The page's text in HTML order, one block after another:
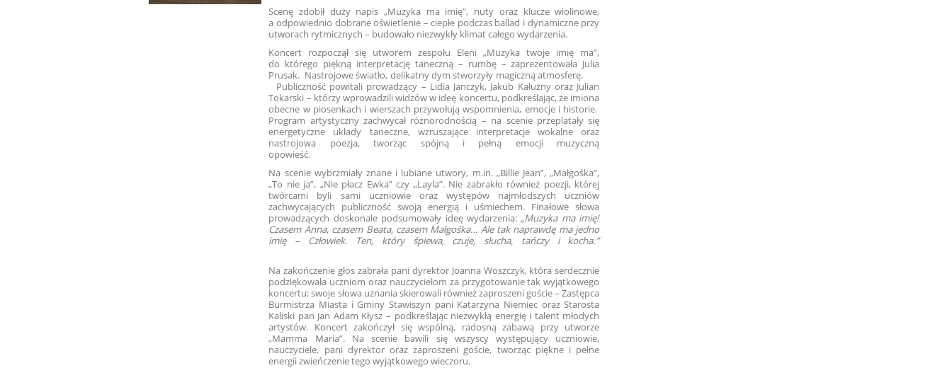
Scenę zdobił duży napis „Muzyka ma imię”, nuty oraz klucze wiolinowe,
a odpowiednio dobrane oświetlenie – ciepłe podczas ballad i dynamiczne przy
utworach rytmicznych – budowało niezwykły klimat całego wydarzenia.
Koncert rozpoczął się utworem zespołu Eleni „Muzyka twoje imię ma”,
do którego piękną interpretację taneczną – rumbę – zaprezentowała Julia
Prusak. Nastrojowe światło, delikatny dym stworzyły magiczną atmosferę.
Publiczność powitali prowadzący – Lidia Janczyk, Jakub Kałużny oraz Julian
Tokarski – którzy wprowadzili widzów w ideę koncertu, podkreślając, że imiona
obecne w piosenkach i wierszach przywołują wspomnienia, emocje i historie.
Program artystyczny zachwycał różnorodnością – na scenie przeplatały się
energetyczne układy taneczne, wzruszające interpretacje wokalne oraz
nastrojowa poezja, tworząc spójną i pełną emocji muzyczną
opowieść.
Na scenie wybrzmiały znane i lubiane utwory, m.in. „Billie Jean”, „Małgośka”,
„To nie ja”, „Nie płacz Ewka” czy „Layla”. Nie zabrakło również poezji, której
twórcami byli sami uczniowie oraz występów najmłodszych uczniów
zachwycających publiczność swoją energią i uśmiechem. Finałowe słowa
prowadzących doskonale podsumowały ideę wydarzenia:„Muzyka ma imię!
Czasem Anna, czasem Beata, czasem Małgośka… Ale tak naprawdę ma jedno
imię – Człowiek. Ten, który śpiewa, czuje, słucha, tańczy i kocha.”
Na zakończenie głos zabrała pani dyrektor Joanna Woszczyk, która serdecznie
podziękowała uczniom oraz nauczycielom za przygotowanie tak wyjątkowego
koncertu; swoje słowa uznania skierowali również zaproszeni goście – Zastępca
Burmistrza Miasta i Gminy Stawiszyn pani Katarzyna Niemiec oraz Starosta
Kaliski pan Jan Adam Kłysz – podkreślając niezwykłą energię i talent młodych
artystów. Koncert zakończył się wspólną, radosną zabawą przy utworze
„Mamma Maria”. Na scenie bawili się wszyscy występujący uczniowie,
nauczyciele, pani dyrektor oraz zaproszeni goście, tworząc piękne i pełne
energii zwieńczenie tego wyjątkowego wieczoru.